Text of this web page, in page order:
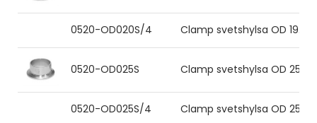
0520-OD020S/4 Clamp svetshylsa OD
0520-OD025S Clamp svetshylsa OD
0520-OD025S/4 Clamp svetshylsa OD